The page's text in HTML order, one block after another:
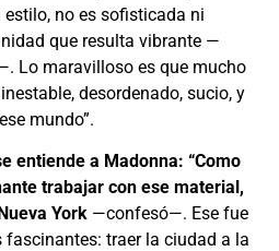
estilo, no es sofisticada ni
que resulta vibrante —
Lo maravilloso es que mucho
desordenado, sucio, y
mundo”.
entiende a Madonna: “Como
trabajar con ese material,
York —confesó—. Ese fue
traer la ciudad a la